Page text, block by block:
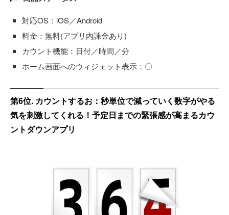
対応OS：iOS／Android
料金：無料(アプリ内課金あり)
カウント機能：日付／時間／分
ホーム画面へのウィジェット表示：〇
第6位. カウントするお：秒単位で減っていく数字がやる
気を刺激してくれる！予定日までの緊張感が高まるカウ
ントダウンアプリ